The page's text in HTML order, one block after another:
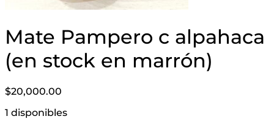
Mate Pampero c alpahaca
(en stock en marrón)
$20,000.00
1 disponibles